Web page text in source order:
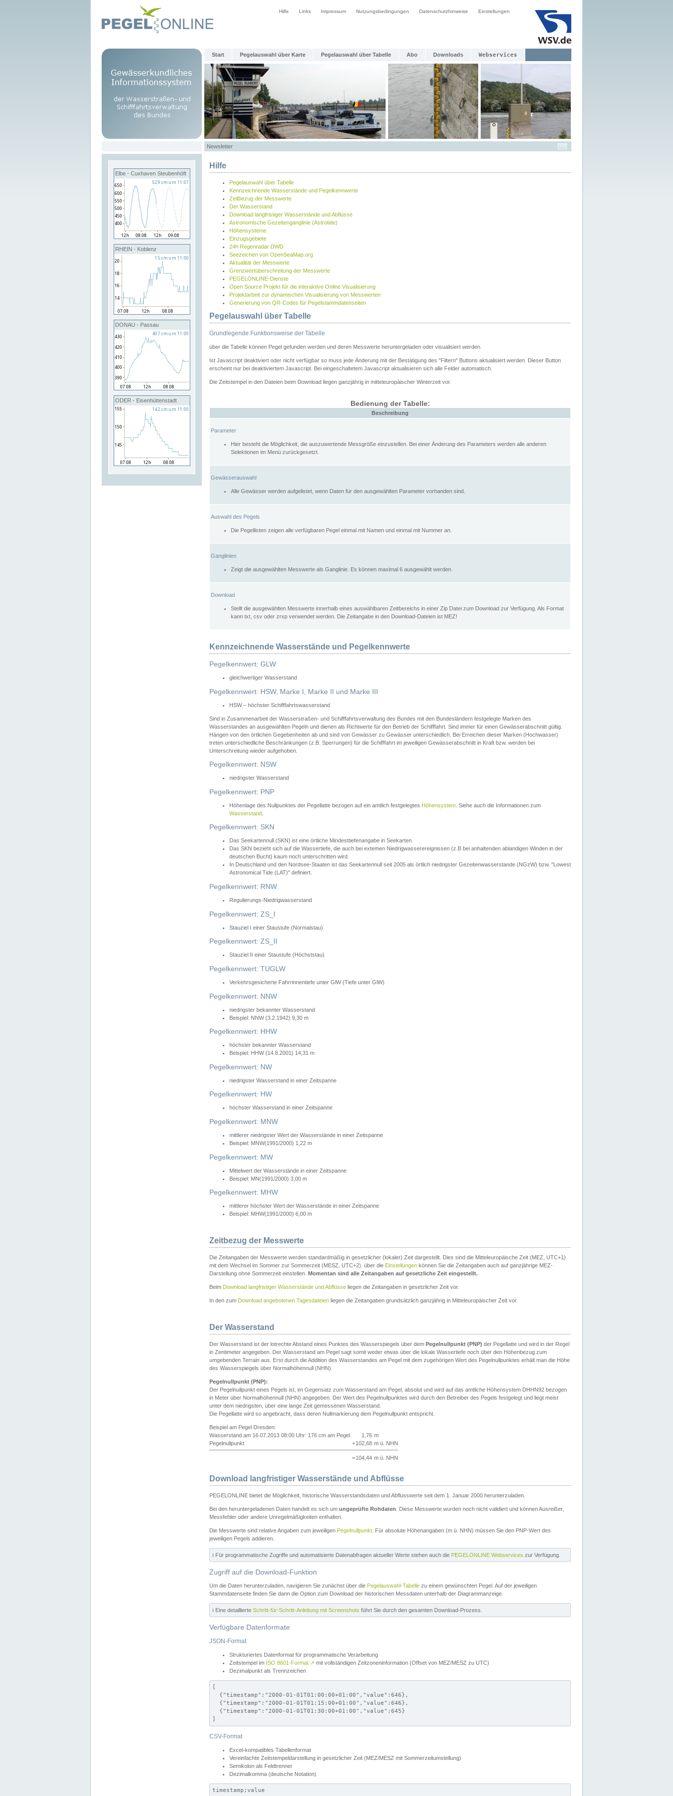
Hilfe Links Impressum Nutzungsbedingungen Datenschutzhinweise Einstellungen
Start Pegelauswahl über Karte Pegelauswahl über Tabelle Abo Downloads Webservices
Newsletter
Elbe - Cuxhaven Steubenhöft
RHEIN - Koblenz
DONAU - Passau
ODER - Eisenhüttenstadt
Hilfe
Pegelauswahl über Tabelle
Kennzeichnende Wasserstände und Pegelkennwerte
Zeitbezug der Messwerte
Der Wasserstand
Download langfristiger Wasserstände und Abflüsse
Astronomische Gezeitenganglinie (Astrotide)
Höhensysteme
Einzugsgebiete
24h Regenradar DWD
Seezeichen von OpenSeaMap.org
Aktualität der Messwerte
Grenzwertüberschreitung der Messwerte
PEGELONLINE-Dienste
Open Source Projekt für die interaktive Online Visualisierung
Projektarbeit zur dynamischen Visualisierung von Messwerten
Generierung von QR-Codes für Pegelstammdatenseiten
Pegelauswahl über Tabelle
Grundlegende Funktionsweise der Tabelle
über die Tabelle können Pegel gefunden werden und deren Messwerte heruntergeladen oder visualisiert werden.
Ist Javascript deaktiviert oder nicht verfügbar so muss jede Änderung mit der Bestätigung des "Filtern" Buttons aktualisiert werden. Dieser Button
erscheint nur bei deaktiviertem Javascript. Bei eingeschaltetem Javascript aktualisieren sich alle Felder automatisch.
Die Zeitstempel in den Dateien beim Download liegen ganzjährig in mitteleuropäischer Winterzeit vor.
Bedienung der Tabelle:
Beschreibung
Parameter
Hier besteht die Möglichkeit, die auszuwertende Messgröße einzustellen. Bei einer Änderung des Parameters werden alle anderen
Selektionen im Menü zurückgesetzt.
Gewässerauswahl
Alle Gewässer werden aufgelistet, wenn Daten für den ausgewählten Parameter vorhanden sind.
Auswahl des Pegels
Die Pegellisten zeigen alle verfügbaren Pegel einmal mit Namen und einmal mit Nummer an.
Ganglinien
Zeigt die ausgewählten Messwerte als Ganglinie. Es können maximal 6 ausgewählt werden.
Download
Stellt die ausgewählten Messwerte innerhalb eines auswählbaren Zeitbereichs in einer Zip Datei zum Download zur Verfügung. Als Format
kann txt, csv oder zrxp verwendet werden. Die Zeitangabe in den Download-Dateien ist MEZ!
Kennzeichnende Wasserstände und Pegelkennwerte
Pegelkennwert: GLW
gleichwertiger Wasserstand
Pegelkennwert: HSW, Marke I, Marke II und Marke III
HSW – höchster Schifffahrtswasserstand
Sind in Zusammenarbeit der Wasserstraßen- und Schifffahrtsverwaltung des Bundes mit den Bundesländern festgelegte Marken des
Wasserstandes an ausgewählten Pegeln und dienen als Richtwerte für den Betrieb der Schifffahrt. Sind immer für einen Gewässerabschnitt gültig.
Hängen von den örtlichen Gegebenheiten ab und sind von Gewässer zu Gewässer unterschiedlich. Bei Erreichen dieser Marken (Hochwasser)
treten unterschiedliche Beschränkungen (z.B. Sperrungen) für die Schifffahrt im jeweiligen Gewässerabschnitt in Kraft bzw. werden bei
Unterschreitung wieder aufgehoben.
Pegelkennwert: NSW
niedrigster Wasserstand
Pegelkennwert: PNP
Höhenlage des Nullpunktes der Pegellatte bezogen auf ein amtlich festgelegtes Höhensystem . Siehe auch die Informationen zum
Wasserstand
Pegelkennwert: SKN
Das Seekartennull (SKN) ist eine örtliche Mindesttiefenangabe in Seekarten.
Das SKN bezieht sich auf die Wassertiefe, die auch bei extemen Niedrigwasserereignissen (z.B bei anhaltenden ablandigen Winden in der
deutschen Bucht) kaum noch unterschritten wird.
In Deutschland und den Nordsee-Staaten ist das Seekartennull seit 2005 als örtlich niedrigster Gezeitenwasserstande (NGzW) bzw. "Lowest
Astronomical Tide (LAT)" definiert.
Pegelkennwert: RNW
Regulierungs-Niedrigwasserstand
Pegelkennwert: ZS_I
Stauziel I einer Staustufe (Normalstau)
Pegelkennwert: ZS_II
Stauziel II einer Staustufe (Höchststau)
Pegelkennwert: TUGLW
Verkehrsgesicherte Fahrrinnentiefe unter GlW (Tiefe unter GlW)
Pegelkennwert: NNW
niedrigster bekannter Wasserstand
Beispiel: NNW (3.2.1942) 9,30 m
Pegelkennwert: HHW
höchster bekannter Wasserstand
Beispiel: HHW (14.8.2001) 14,31 m
Pegelkennwert: NW
niedrigster Wasserstand in einer Zeitspanne
Pegelkennwert: HW
höchster Wasserstand in einer Zeitspanne
Pegelkennwert: MNW
mittlerer niedrigster Wert der Wasserstände in einer Zeitspanne
Beispiel: MNW(1991/2000) 1,22 m
Pegelkennwert: MW
Mittelwert der Wasserstände in einer Zeitspanne
Beispiel: MN(1991/2000) 3,00 m
Pegelkennwert: MHW
mittlerer höchster Wert der Wasserstände in einer Zeitspanne
Beispiel: MHW(1991/2000) 6,00 m
Zeitbezug der Messwerte
Die Zeitangaben der Messwerte werden standardmäßig in gesetzlicher (lokaler) Zeit dargestellt. Dies sind die Mitteleuropäische Zeit (MEZ, UTC+1)
mit dem Wechsel im Sommer zur Sommerzeit (MESZ, UTC+2). über die Einstellungen können Sie die Zeitangaben auch auf ganzjährige MEZ-
Darstellung ohne Sommerzeit einstellen. Momentan sind alle Zeitangaben auf gesetzliche Zeit eingestellt.
Beim Download langfristiger Wasserstände und Abflüsse liegen die Zeitangaben in gesetzlicher Zeit vor.
In den zum Download angebotenen Tagesdateien liegen die Zeitangaben grundsätzlich ganzjährig in Mitteleuropäischer Zeit vor.
Der Wasserstand
Der Wasserstand ist der lotrechte Abstand eines Punktes des Wasserspiegels über dem Pegelnullpunkt (PNP) der Pegellatte und wird in der Regel
in Zentimeter angegeben. Der Wasserstand am Pegel sagt somit weder etwas über die lokale Wassertiefe noch über den Höhenbezug zum
umgebenden Terrain aus. Erst durch die Addition des Wasserstandes am Pegel mit dem zugehörigen Wert des Pegelnullpunktes erhält man die Höhe
des Wasserspiegels über Normalhöhennull (NHN).
Pegelnullpunkt (PNP):
Der Pegelnullpunkt eines Pegels ist, im Gegensatz zum Wasserstand am Pegel, absolut und wird auf das amtliche Höhensystem DHHN92 bezogen
in Meter über Normalhöhennull (NHN) angegeben. Der Wert des Pegelnullpunktes wird durch den Betreiber des Pegels festgelegt und liegt meist
unter dem niedrigsten, über eine lange Zeit gemessenen Wasserstand.
Die Pegellatte wird so angebracht, dass deren Nullmarkierung dem Pegelnullpunkt entspricht.
Beispiel am Pegel Dresden:
Wasserstand am 16.07.2013 08:00 Uhr: 176 cm am Pegel
1,76 m
Pegelnullpunkt
+102,68 m ü. NHN
=104,44 m ü. NHN
Download langfristiger Wasserstände und Abflüsse
PEGELONLINE bietet die Möglichkeit, historische Wasserstandsdaten und Abflusswerte seit dem 1. Januar 2000 herunterzuladen.
Bei den heruntergeladenen Daten handelt es sich um ungeprüfte Rohdaten . Diese Messwerte wurden noch nicht validiert und können Ausreißer,
Messfehler oder andere Unregelmäßigkeiten enthalten.
Die Messwerte sind relative Angaben zum jeweiligen Pegelnullpunkt . Für absolute Höhenangaben (m ü. NHN) müssen Sie den PNP-Wert des
jeweiligen Pegels addieren.
ℹ️ Für programmatische Zugriffe und automatisierte Datenabfragen aktueller Werte stehen auch die PEGELONLINE Webservices zur Verfügung.
Zugriff auf die Download-Funktion
Um die Daten herunterzuladen, navigieren Sie zunächst über die Pegelauswahl-Tabelle zu einem gewünschten Pegel. Auf der jeweiligen
Stammdatenseite finden Sie dann die Option zum Download der historischen Messdaten unterhalb der Diagrammanzeige.
ℹ️ Eine detaillierte Schritt-für-Schritt-Anleitung mit Screenshots führt Sie durch den gesamten Download-Prozess.
Verfügbare Datenformate
JSON-Format
Strukturiertes Datenformat für programmatische Verarbeitung
Zeitstempel im ISO 8601-Format ↗ mit vollständigen Zeitzoneninformation (Offset von MEZ/MESZ zu UTC)
Dezimalpunkt als Trennzeichen
[
  {"timestamp":"2000-01-01T01:00:00+01:00","value":646},
  {"timestamp":"2000-01-01T01:15:00+01:00","value":646},
  {"timestamp":"2000-01-01T01:30:00+01:00","value":645}
]
CSV-Format
Excel-kompatibles Tabellenformat
Vereinfachte Zeitstempeldarstellung in gesetzlicher Zeit (MEZ/MESZ mit Sommerzeitumstellung)
Semikolon als Feldtrenner
Dezimalkomma (deutsche Notation)
timestamp;value